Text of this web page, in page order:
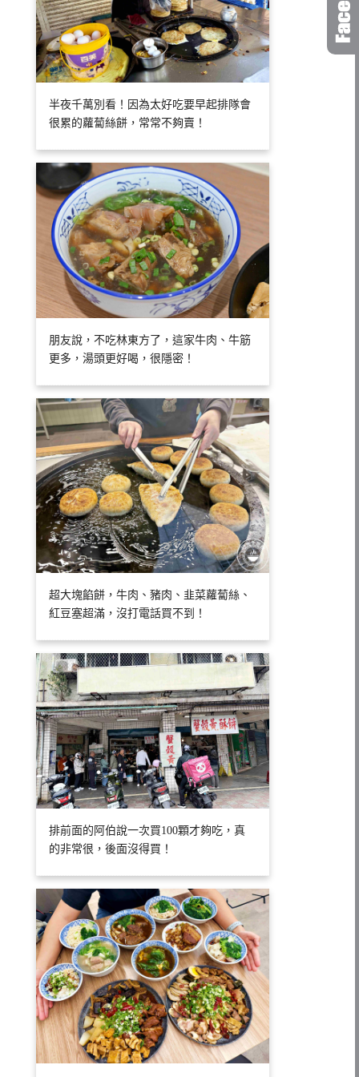
半夜千萬別看！因為太好吃要早起排隊會
很累的蘿蔔絲餅，常常不夠賣！
朋友說，不吃林東方了，這家牛肉、牛筋
更多，湯頭更好喝，很隱密！
超大塊餡餅，牛肉、豬肉、韭菜蘿蔔絲、
紅豆塞超滿，沒打電話買不到！
排前面的阿伯說一次買100顆才夠吃，真
的非常很，後面沒得買！